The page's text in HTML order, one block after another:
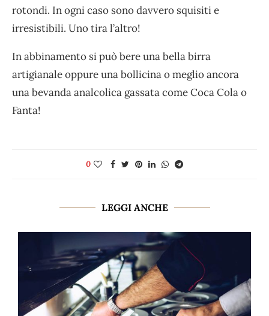
rotondi. In ogni caso sono davvero squisiti e
irresistibili. Uno tira l’altro!
In abbinamento si può bere una bella birra
artigianale oppure una bollicina o meglio ancora
una bevanda analcolica gassata come Coca Cola o
Fanta!
0
LEGGI ANCHE